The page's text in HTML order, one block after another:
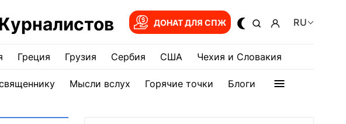
ДОНАТ ДЛЯ СПЖ RU
Греция Грузия Сербия США Чехия и Словакия
Мысли вслух Горячие точки Блоги